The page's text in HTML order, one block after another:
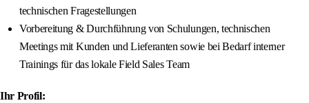
technischen Fragestellungen
Vorbereitung & Durchführung von Schulungen, technischen
Meetings mit Kunden und Lieferanten sowie bei Bedarf interner
Trainings für das lokale Field Sales Team
Ihr Profil: